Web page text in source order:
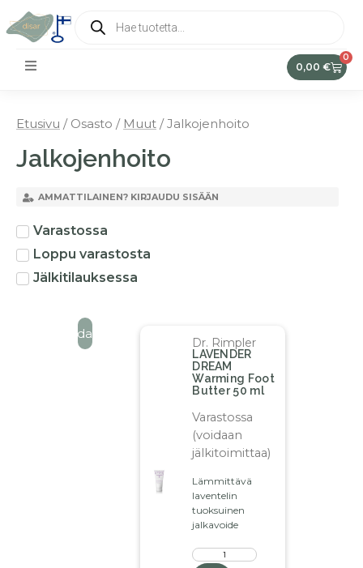
0,00 €
0
Etusivu / Osasto / Muut / Jalkojenhoito
Jalkojenhoito
AMMATTILAINEN? KIRJAUDU SISÄÄN
Varastossa
Loppu varastosta
Jälkitilauksessa
Suodata
Dr. Rimpler
LAVENDER
DREAM
Warming Foot
Butter 50 ml
Varastossa
(voidaan
jälkitoimittaa)
Lämmittävä
laventelin
tuoksuinen
jalkavoide